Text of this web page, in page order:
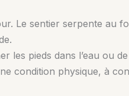
Le sentier serpente au
les pieds dans l’eau ou
condition physique, à